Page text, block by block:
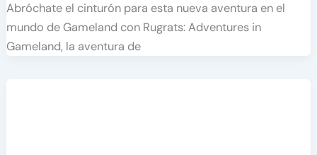
Abróchate el cinturón para esta nueva aventura en el
mundo de Gameland con Rugrats: Adventures in
Gameland, la aventura de